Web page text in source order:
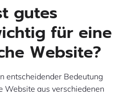
gutes
für eine
Website?
entscheidender Bedeutung
Website aus verschiedenen